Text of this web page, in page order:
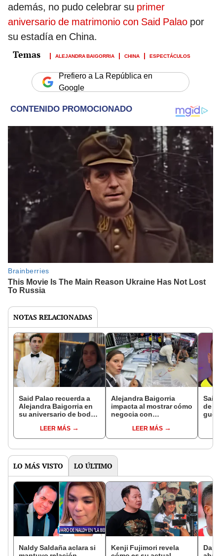
además, no pudo celebrar su primer
aniversario de matrimonio con Said Palao por
su estadía en China.
ALEJANDRA BAIGORRIA CHINA ESPECTÁCULOS
Prefiero a La República en
Google
NOTAS RELACIONADAS
Said Palao recuerda a
Alejandra Baigorria en
su aniversario de bodas
China: "Gracias a mi
esposa"
LEER MÁS
Alejandra Baigorria
impacta al mostrar cómo
negocia con
su viaje a Asia: "Un
poco de chamba"
LEER MÁS
Said
de
LO MÁS VISTO LO ÚLTIMO
Naldy Saldaña aclara si
Kenji Fujimori revela